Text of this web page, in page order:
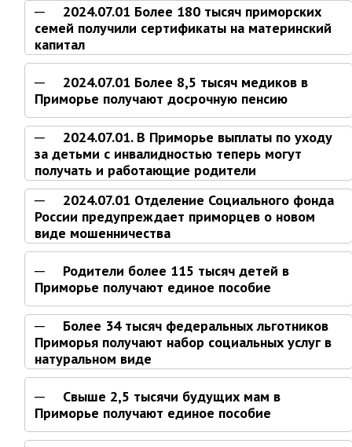
Информация о ходе выполнения
перспективного плана работы на 2022
год
Информация о ходе выполнения
перспективного плана работы на 2021
год
Информация о ходе выполнения
перспективного плана работы на 2020
год
МУНИЦИПАЛЬНАЯ СЛУЖБА
Сведения о доходах
Аттестация
Конкурс
Вакансии
Нормативные акты
Персональные данные
Противодействие коррупции
Охрана труда
Ведомственный контроль
2024.07.01 Более 180 тысяч приморских
семей получили сертификаты на материнский
капитал
2024.07.01 Более 8,5 тысяч медиков в
Приморье получают досрочную пенсию
2024.07.01. В Приморье выплаты по уходу
за детьми с инвалидностью теперь могут
получать и работающие родители
2024.07.01 Отделение Социального фонда
России предупреждает приморцев о новом
виде мошенничества
Родители более 115 тысяч детей в
Приморье получают единое пособие
Более 34 тысяч федеральных льготников
Приморья получают набор социальных услуг в
натуральном виде
Свыше 2,5 тысячи будущих мам в
Приморье получают единое пособие